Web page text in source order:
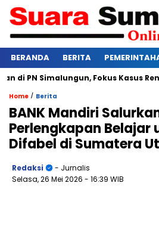
BERANDA BERITA
Simalungun, Fokus Kasus Rentan
Home / Berita
BANK Mandiri
Perlengkapan Belajar
Difabel di Sumatera
Redaksi
- Jurnalis
Selasa, 26 Mei 2026 - 16:39 WIB